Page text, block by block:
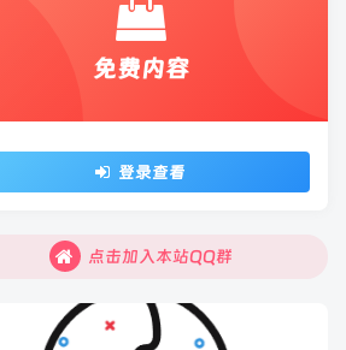
免费内容
登录查看
点击加入本站QQ群
点击加入本站QQ群